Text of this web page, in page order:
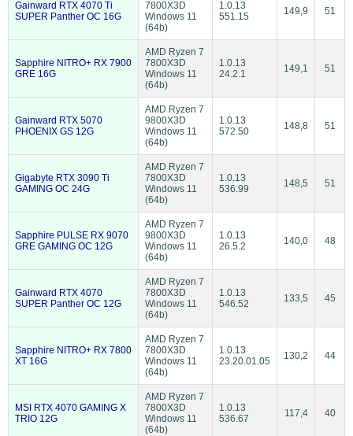
Gainward RTX 4070 Ti
SUPER Panther OC 16G
7800X3D
Windows 11
(64b)
1.0.13
551.15
149,9 51
Sapphire NITRO+ RX 7900
GRE 16G
AMD Ryzen 7
7800X3D
Windows 11
(64b)
1.0.13
24.2.1
149,1 51
Gainward RTX 5070
PHOENIX GS 12G
AMD Ryzen 7
9800X3D
Windows 11
(64b)
1.0.13
572.50
148,8 51
Gigabyte RTX 3090 Ti
GAMING OC 24G
AMD Ryzen 7
7800X3D
Windows 11
(64b)
1.0.13
536.99
148,5 51
Sapphire PULSE RX 9070
GRE GAMING OC 12G
AMD Ryzen 7
9800X3D
Windows 11
(64b)
1.0.13
26.5.2
140,0 48
Gainward RTX 4070
SUPER Panther OC 12G
AMD Ryzen 7
7800X3D
Windows 11
(64b)
1.0.13
546.52
133,5 45
Sapphire NITRO+ RX 7800
XT 16G
AMD Ryzen 7
7800X3D
Windows 11
(64b)
1.0.13
23.20.01.05
130,2 44
MSI RTX 4070 GAMING X
TRIO 12G
AMD Ryzen 7
7800X3D
Windows 11
(64b)
1.0.13
536.67
117,4 40